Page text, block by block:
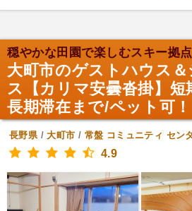
穏やかな田園で楽しむスキー拠点
大町市のゲストハウス
ス【カリマ安曇沓掛】短
長期滞在まで/ペット可！
長野県/大町市 / 常盤 コミュニティ セン
4.9